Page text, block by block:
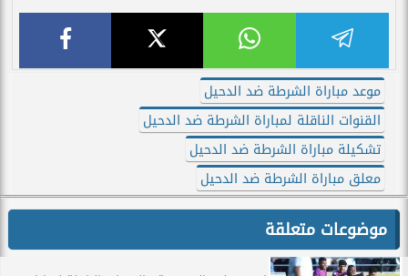
موعد مباراة الشرطة ضد الدحيل
القنوات الناقلة لمباراة الشرطة ضد الدحيل
تشكيلة مباراة الشرطة ضد الدحيل
معلق مباراة الشرطة ضد الدحيل
موضوعات متعلقة